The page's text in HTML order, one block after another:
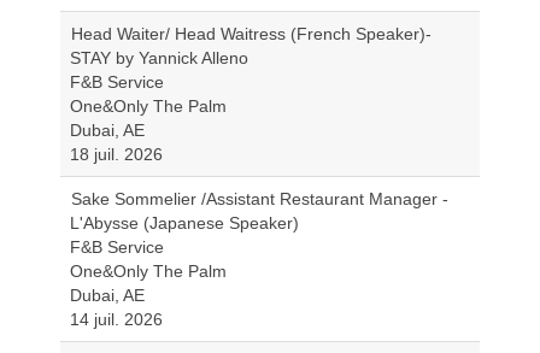
Head Waiter/ Head Waitress (French Speaker)-
STAY by Yannick Alleno
F&B Service
One&Only The Palm
Dubai, AE
18 juil. 2026
Sake Sommelier /Assistant Restaurant Manager -
L'Abysse (Japanese Speaker)
F&B Service
One&Only The Palm
Dubai, AE
14 juil. 2026